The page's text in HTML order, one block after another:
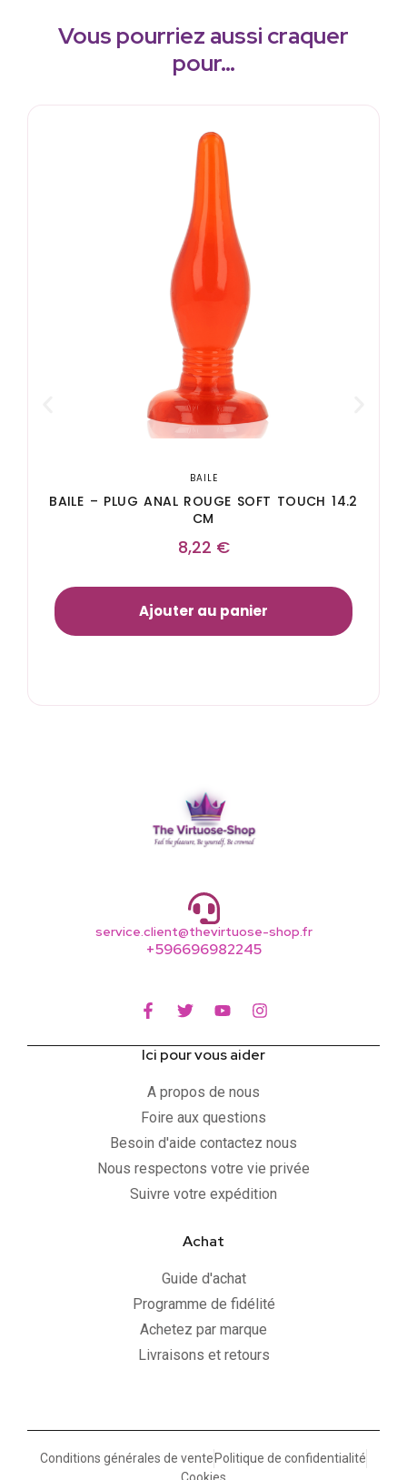
Vous pourriez aussi craquer
pour…
BAILE
BAILE – PLUG ANAL ROUGE SOFT TOUCH 14.2
CM
8,22 €
Ajouter au panier
service.client@thevirtuose-shop.fr
+596696982245
Ici pour vous aider
A propos de nous
Foire aux questions
Besoin d'aide contactez nous
Nous respectons votre vie privée
Suivre votre expédition
Achat
Guide d'achat
Programme de fidélité
Achetez par marque
Livraisons et retours
Conditions générales de vente Politique de confidentialité